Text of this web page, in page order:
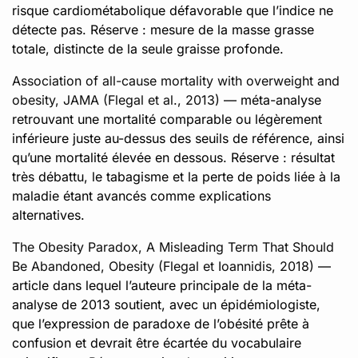
risque cardiométabolique défavorable que l’indice ne
détecte pas. Réserve : mesure de la masse grasse
totale, distincte de la seule graisse profonde.
Association of all-cause mortality with overweight and
obesity, JAMA (Flegal et al., 2013) — méta-analyse
retrouvant une mortalité comparable ou légèrement
inférieure juste au-dessus des seuils de référence, ainsi
qu’une mortalité élevée en dessous. Réserve : résultat
très débattu, le tabagisme et la perte de poids liée à la
maladie étant avancés comme explications
alternatives.
The Obesity Paradox, A Misleading Term That Should
Be Abandoned, Obesity (Flegal et Ioannidis, 2018) —
article dans lequel l’auteure principale de la méta-
analyse de 2013 soutient, avec un épidémiologiste,
que l’expression de paradoxe de l’obésité prête à
confusion et devrait être écartée du vocabulaire